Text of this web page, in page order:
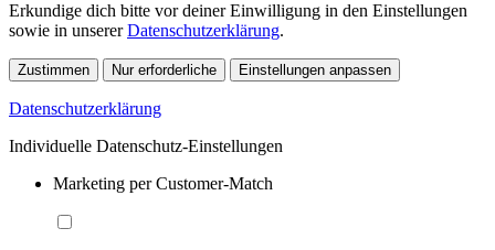
Erkundige dich bitte vor deiner Einwilligung in den Einstellungen
sowie in unsererDatenschutzerklärung.
Zustimmen Nur erforderliche Einstellungen anpassen
Datenschutzerklärung
Individuelle Datenschutz-Einstellungen
Marketing per Customer-Match